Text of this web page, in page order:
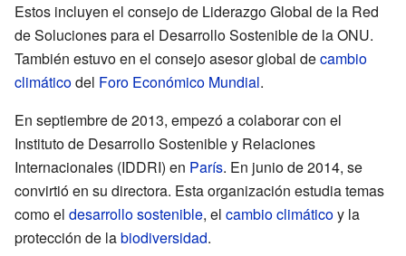
Estos incluyen el consejo de Liderazgo Global de la Red
de Soluciones para el Desarrollo Sostenible de la ONU.
También estuvo en el consejo asesor global decambio
climáticodel Foro Económico Mundial.
En septiembre de 2013, empezó a colaborar con el
Instituto de Desarrollo Sostenible y Relaciones
Internacionales (IDDRI) en París. En junio de 2014, se
convirtió en su directora. Esta organización estudia temas
como el desarrollo sostenible, el cambio climáticoy la
protección de labiodiversidad.